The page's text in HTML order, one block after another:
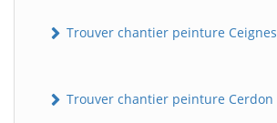
Trouver chantier peinture Ceignes
Trouver chantier peinture Cerdon